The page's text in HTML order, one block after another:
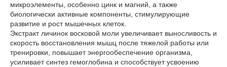
микроэлементы, особенно цинк и магний, а также
биологически активные компоненты, стимулирующие
развитие и рост мышечных клеток.
Экстракт личинок восковой моли увеличивает выносливость и
скорость восстановления мышц после тяжелой работы или
тренировки, повышает энергообеспечение организма,
усиливает синтез гемоглобина и способствует усвоению